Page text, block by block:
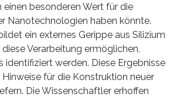
einen besonderen Wert für die
Nanotechnologien haben könnte.
ein externes Gerippe aus Silizium
Verarbeitung ermöglichen,
identifiziert werden. Diese Ergebnisse
für die Konstruktion neuer
Die Wissenschaftler erhoffen